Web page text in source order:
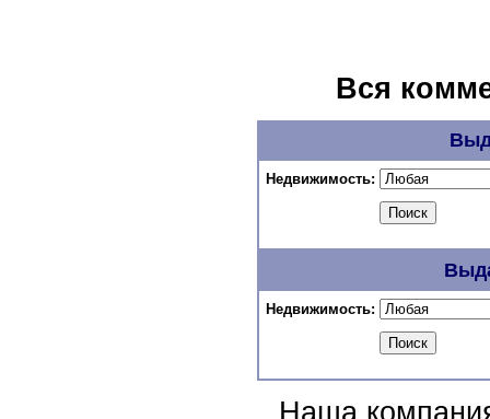
Вся
Недвижимость:
Недвижимость:
Наша